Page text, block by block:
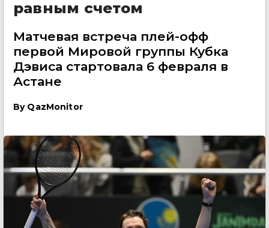
равным счетом
Матчевая встреча плей-офф
первой Мировой группы Кубка
Дэвиса стартовала 6 февраля в
Астане
By QazMonitor